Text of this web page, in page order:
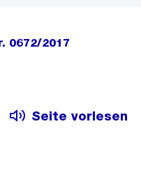
0672/2017
Seite vorlesen